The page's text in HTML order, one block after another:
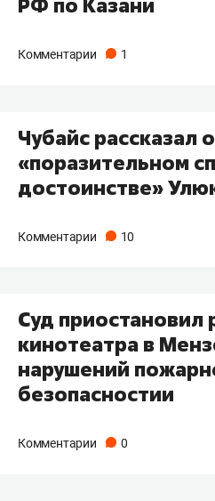
Комментарии 1
Чубайс рассказал о
«поразительном
достоинстве»
Комментарии 10
Суд приостановил
кинотеатра в
нарушений
безопасностии
Комментарии 0